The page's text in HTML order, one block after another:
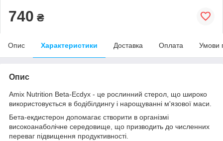
740 ₴
Опис Характеристики Доставка Оплата Умови
Опис
Amix Nutrition Beta-Ecdyx - це рослинний стерол, що широко
використовується в бодібілдингу і нарощуванні м'язової маси.
Бета-екдистерон допомагає створити в організмі
високоанаболічне середовище, що призводить до численних
переваг підвищення продуктивності.